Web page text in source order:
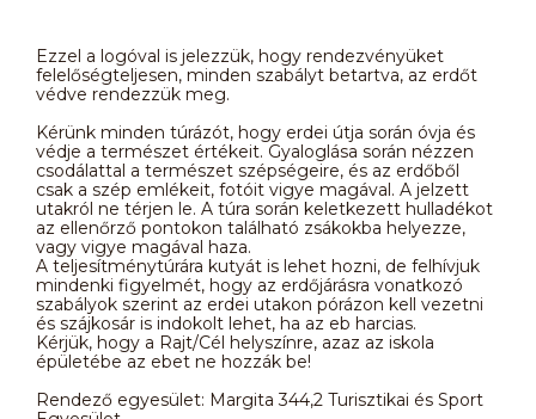
Ezzel a logóval is jelezzük, hogy rendezvényüket
felelőségteljesen, minden szabályt betartva, az erdőt
védve rendezzük meg.
Kérünk minden túrázót, hogy erdei útja során óvja és
védje a természet értékeit. Gyaloglása során nézzen
csodálattal a természet szépségeire, és az erdőből
csak a szép emlékeit, fotóit vigye magával. A jelzett
utakról ne térjen le. A túra során keletkezett hulladékot
az ellenőrző pontokon található zsákokba helyezze,
vagy vigye magával haza.
A teljesítménytúrára kutyát is lehet hozni, de felhívjuk
mindenki figyelmét, hogy az erdőjárásra vonatkozó
szabályok szerint az erdei utakon pórázon kell vezetni
és szájkosár is indokolt lehet, ha az eb harcias.
Kérjük, hogy a Rajt/Cél helyszínre, azaz az iskola
épületébe az ebet ne hozzák be!
Rendező egyesület: Margita 344,2 Turisztikai és Sport